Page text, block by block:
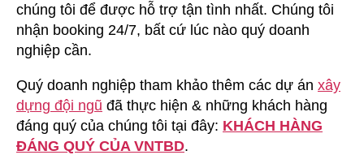
chúng tôi để được hỗ trợ tận tình nhất. Chúng tôi
nhận booking 24/7, bất cứ lúc nào quý doanh
nghiệp cần.
Quý doanh nghiệp tham khảo thêm các dự án xây
dựng đội ngũ đã thực hiện & những khách hàng
đáng quý của chúng tôi tại đây: KHÁCH HÀNG
ĐÁNG QUÝ CỦA VNTBD.